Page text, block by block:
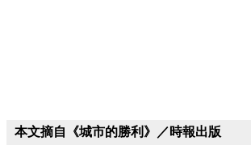
本文摘自《城市的勝利》／時報出版